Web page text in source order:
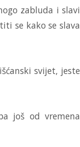
zabluda i slavi
se kako se slava
svijet, jeste
još od vremena